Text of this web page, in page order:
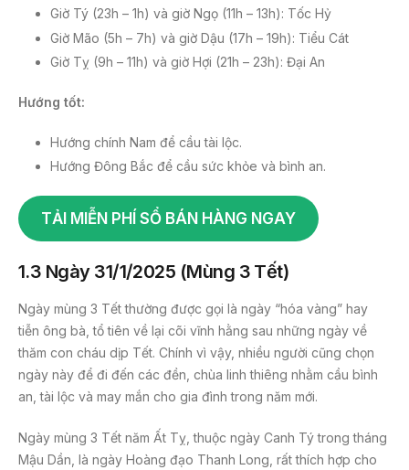
Giờ Tý (23h – 1h) và giờ Ngọ (11h – 13h): Tốc Hỷ
Giờ Mão (5h – 7h) và giờ Dậu (17h – 19h): Tiểu Cát
Giờ Tỵ (9h – 11h) và giờ Hợi (21h – 23h): Đại An
Hướng tốt:
Hướng chính Nam để cầu tài lộc.
Hướng Đông Bắc để cầu sức khỏe và bình an.
TẢI MIỄN PHÍ SỔ BÁN HÀNG NGAY
1.3 Ngày 31/1/2025 (Mùng 3 Tết)
Ngày mùng 3 Tết thường được gọi là ngày “hóa vàng” hay
tiễn ông bà, tổ tiên về lại cõi vĩnh hằng sau những ngày về
thăm con cháu dịp Tết. Chính vì vậy, nhiều người cũng chọn
ngày này để đi đến các đền, chùa linh thiêng nhằm cầu bình
an, tài lộc và may mắn cho gia đình trong năm mới.
Ngày mùng 3 Tết năm Ất Tỵ, thuộc ngày Canh Tý trong tháng
Mậu Dần, là ngày Hoàng đạo Thanh Long, rất thích hợp cho